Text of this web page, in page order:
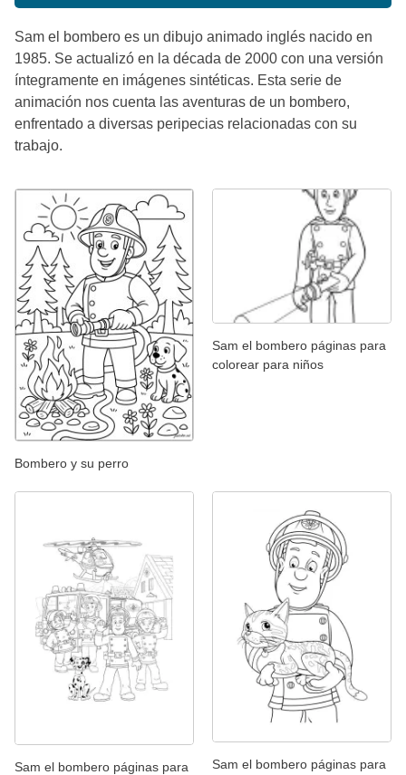
Sam el bombero es un dibujo animado inglés nacido en
1985. Se actualizó en la década de 2000 con una versión
íntegramente en imágenes sintéticas. Esta serie de
animación nos cuenta las aventuras de un bombero,
enfrentado a diversas peripecias relacionadas con su
trabajo.
Bombero y su perro
Sam el bombero páginas para
colorear para niños
Sam el bombero páginas para
Sam el bombero páginas para